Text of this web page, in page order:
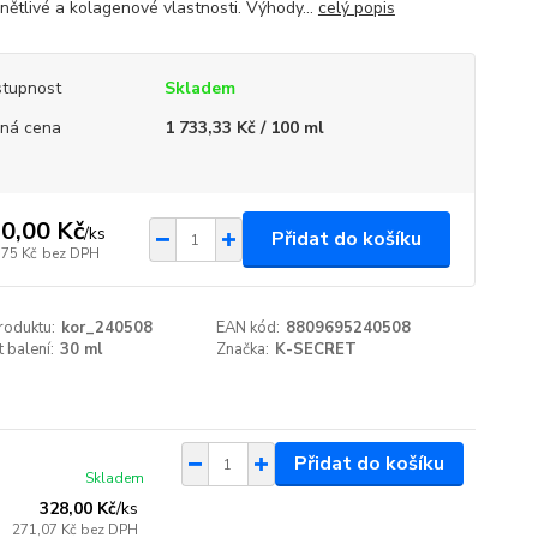
a kolagenové vlastnosti. Výhody... celý popis
Skladem
cena
1 733,33 Kč / 100 ml
Kč/ks
Kč bez DPH
Přidat do košíku
kor_240508 EAN kód: 8809695240508
balení: 30 ml Značka: K-SECRET
328,00 Kč/ks
271,07 Kč bez DPH
Skladem
Přidat do košíku